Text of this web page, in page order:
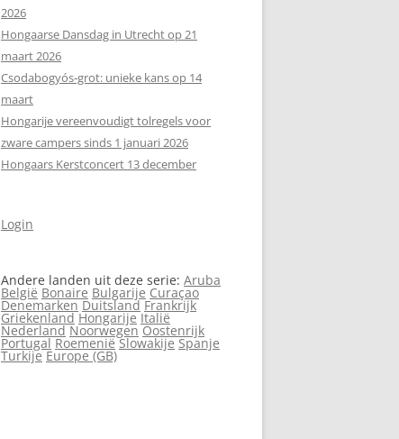
2026
Hongaarse Dansdag in Utrecht op 21
maart 2026
Csodabogyós‑grot: unieke kans op 14
maart
Hongarije vereenvoudigt tolregels voor
zware campers sinds 1 januari 2026
Hongaars Kerstconcert 13 december
Login
Andere landen uit deze serie: Aruba
België Bonaire Bulgarije Curaçao
Denemarken Duitsland Frankrijk
Griekenland Hongarije Italië
Nederland Noorwegen Oostenrijk
Portugal Roemenië Slowakije Spanje
Turkije Europe (GB)